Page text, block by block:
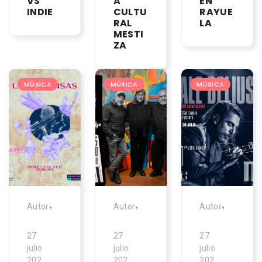
INDIE
CULTU
RAL
MESTI
ZA
RAYUE
LA
MÚSICA
Autor•
27
julio
MÚSICA
Autor•
27
julio
MÚSICA
Autor•
27
julio